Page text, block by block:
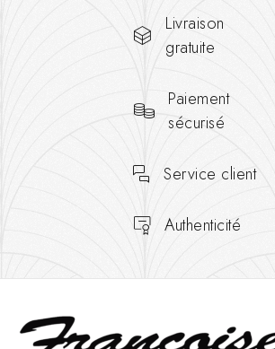
Livraison
gratuite
Paiement
sécurisé
Service client
Authenticité